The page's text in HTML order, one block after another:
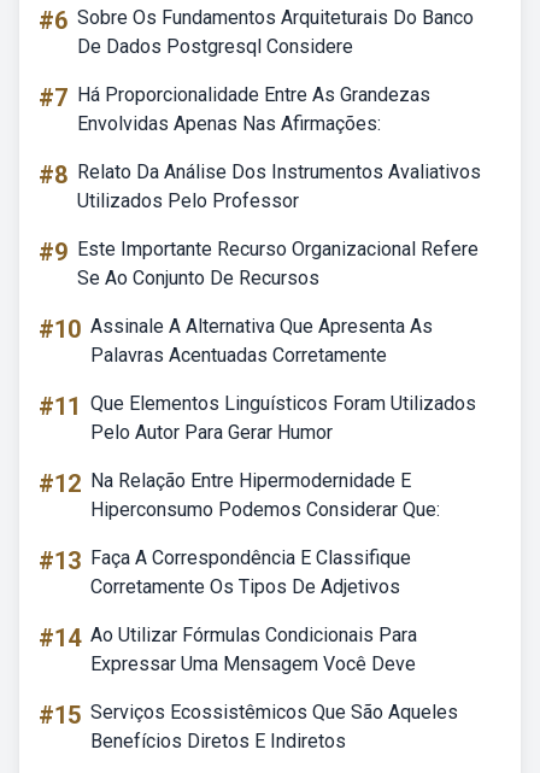
#6 Sobre Os Fundamentos Arquiteturais Do Banco
De Dados Postgresql Considere
#7 Há Proporcionalidade Entre As Grandezas
Envolvidas Apenas Nas Afirmações:
#8 Relato Da Análise Dos Instrumentos Avaliativos
Utilizados Pelo Professor
#9 Este Importante Recurso Organizacional Refere
Se Ao Conjunto De Recursos
#10 Assinale A Alternativa Que Apresenta As
Palavras Acentuadas Corretamente
#11 Que Elementos Linguísticos Foram Utilizados
Pelo Autor Para Gerar Humor
#12 Na Relação Entre Hipermodernidade E
Hiperconsumo Podemos Considerar Que:
#13 Faça A Correspondência E Classifique
Corretamente Os Tipos De Adjetivos
#14 Ao Utilizar Fórmulas Condicionais Para
Expressar Uma Mensagem Você Deve
#15 Serviços Ecossistêmicos Que São Aqueles
Benefícios Diretos E Indiretos